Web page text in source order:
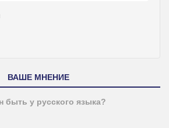
ВАШЕ МНЕНИЕ
быть у русского языка?